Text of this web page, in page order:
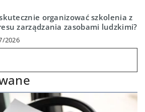
organizować szkolenia z
zarządzania zasobami ludzkimi?
2026